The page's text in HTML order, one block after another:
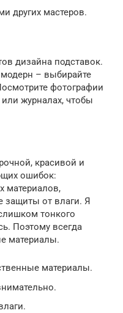
других мастеров.
дизайна подставок.
– выбирайте
фотографии
журналах, чтобы
красивой и
ошибок:
материалов,
защиты от влаги. Я
тонкого
Поэтому всегда
материалы.
материалы.